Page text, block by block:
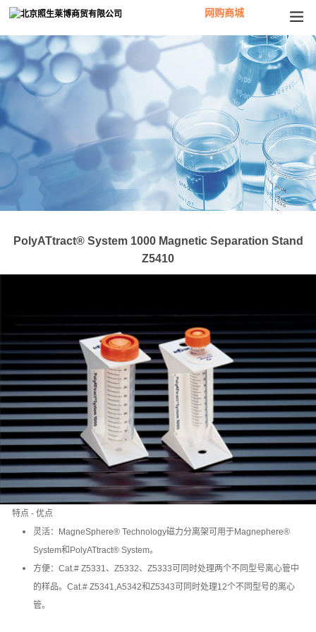
网购商城
PolyATtract® System 1000 Magnetic Separation Stand
Z5410
特点 - 优点
灵活：MagneSphere® Technology磁力分离架可用于Magnephere®
System和PolyATtract® System。
方便：Cat.# Z5331、Z5332、Z5333可同时处理两个不同型号离心管中
的样品。Cat.# Z5341,A5342和Z5343可同时处理12个不同型号的离心
管。